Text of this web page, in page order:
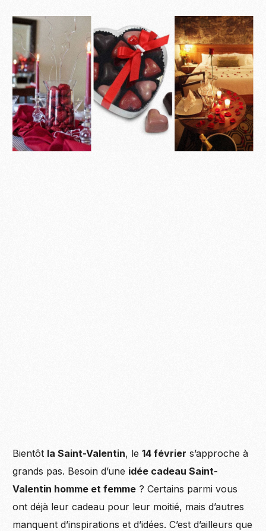
Bientôt la Saint-Valentin, le14 février s’approche à
grands pas. Besoin d’une idée cadeau Saint-
Valentin homme et femme ? Certains parmi vous
ont déjà leur cadeau pour leur moitié, mais d’autres
manquent d’inspirations et d’idées. C’est d’ailleurs que